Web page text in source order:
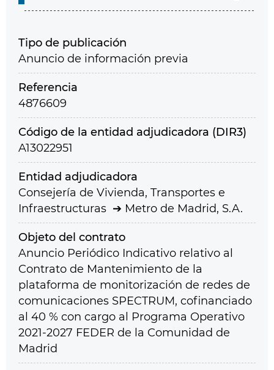
Tipo de publicación
Anuncio de información previa
Referencia
4876609
Código de la entidad adjudicadora (DIR3)
A13022951
Entidad adjudicadora
Consejería de Vivienda, Transportes e
Infraestructuras
Metro de Madrid, S.A.
Objeto del contrato
Anuncio Periódico Indicativo relativo al
Contrato de Mantenimiento de la
plataforma de monitorización de redes de
comunicaciones SPECTRUM, cofinanciado
al 40 % con cargo al Programa Operativo
2021-2027 FEDER de la Comunidad de
Madrid